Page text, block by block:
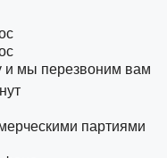
и мы перезвоним вам
партиями